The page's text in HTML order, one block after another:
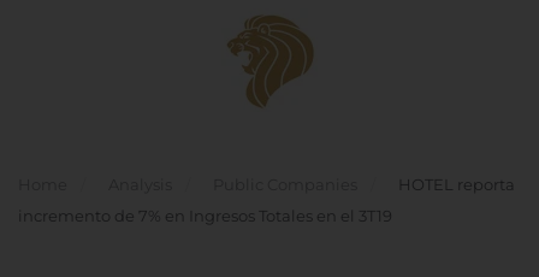
Skip to main content
HOTEL reporta
incremento de 7% en Ingresos Totales en el 3T19